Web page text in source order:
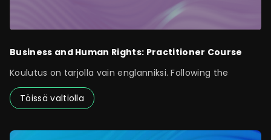
Business and Human Rights: Practitioner Course
Koulutus on tarjolla vain englanniksi. Following the
Töissä valtiolla